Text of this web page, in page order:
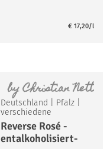
€ 17,20/l
byChristian Nett
Deutschland Pfalz|
verschiedene
Reverse Rosé -
entalkoholisiert-